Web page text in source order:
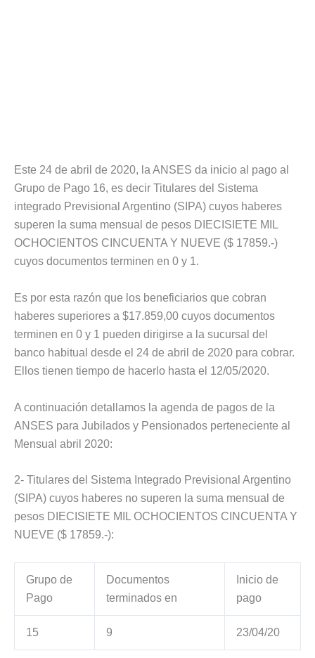
Este 24 de abril de 2020, la ANSES da inicio al pago al
Grupo de Pago 16, es decir Titulares del Sistema
integrado Previsional Argentino (SIPA) cuyos haberes
superen la suma mensual de pesos DIECISIETE MIL
OCHOCIENTOS CINCUENTA Y NUEVE ($ 17859.-)
cuyos documentos terminen en 0 y 1.
Es por esta razón que los beneficiarios que cobran
haberes superiores a $17.859,00 cuyos documentos
terminen en 0 y 1 pueden dirigirse a la sucursal del
banco habitual desde el 24 de abril de 2020 para cobrar.
Ellos tienen tiempo de hacerlo hasta el 12/05/2020.
A continuación detallamos la agenda de pagos de la
ANSES para Jubilados y Pensionados perteneciente al
Mensual abril 2020:
2- Titulares del Sistema Integrado Previsional Argentino
(SIPA) cuyos haberes no superen la suma mensual de
pesos DIECISIETE MIL OCHOCIENTOS CINCUENTA Y
NUEVE ($ 17859.-):
Grupo de
Pago
Documentos
terminados en
Inicio de
pago
15 9 23/04/20